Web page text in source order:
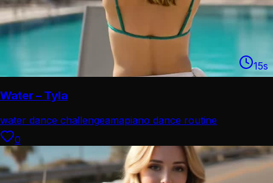
15s
Water – Tyla
water dance challengeamapiano dance routine
0